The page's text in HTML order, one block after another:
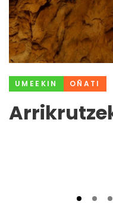
UMEEKIN OÑATI